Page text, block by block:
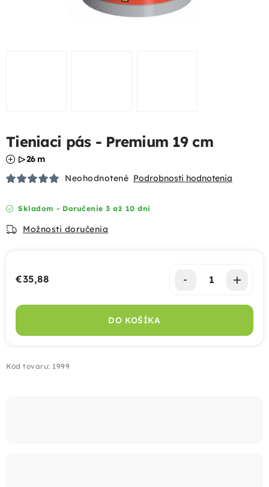
Kontakt
Podhrabové dosky
Uzlové pletivá
Bránky a brány
Tieniace prvky
Dizajnové oplotenia
Skladom - Doručenie 3 až 10 dní
Možnosti doručenia
€35,88
DO KOŠÍKA
Kód tovaru: 1999
Tieniaci pás - Premium 19 cm
▷ 26 m
Neohodnotené Podrobnosti hodnotenia